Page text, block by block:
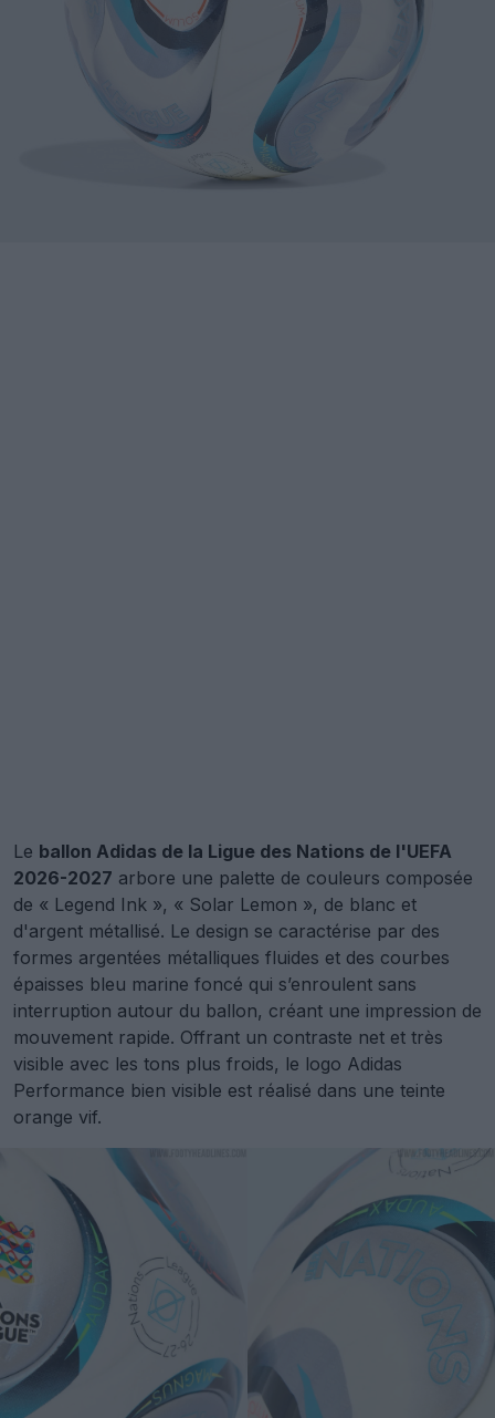
Le ballon Adidas de la Ligue des Nations de l'UEFA
2026-2027 arbore une palette de couleurs composée
de « Legend Ink », « Solar Lemon », de blanc et
d'argent métallisé. Le design se caractérise par des
formes argentées métalliques fluides et des courbes
épaisses bleu marine foncé qui s’enroulent sans
interruption autour du ballon, créant une impression de
mouvement rapide. Offrant un contraste net et très
visible avec les tons plus froids, le logo Adidas
Performance bien visible est réalisé dans une teinte
orange vif.